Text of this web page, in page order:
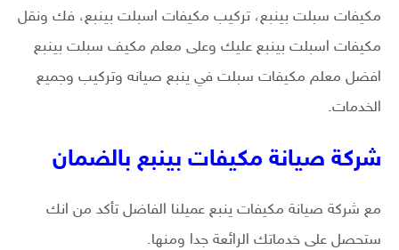
مكيفات سبلت بينبع، تركيب مكيفات اسبلت بينبع، فك ونقل
مكيفات اسبلت بينبع عليك وعلى معلم مكيف سبلت بينبع
افضل معلم مكيفات سبلت في ينبع صيانه وتركيب وجميع
الخدمات.
شركة صيانة مكيفات بينبع بالضمان
مع شركة صيانة مكيفات ينبع عميلنا الفاضل تأكد من انك
ستحصل على خدماتك الرائعة جدا ومنها.